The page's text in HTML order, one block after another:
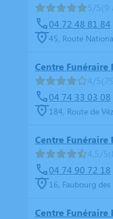
5/5(9
04 72 48 81 84
45, Route
Centre
4/5
04 74 33 03 08
184, Route de
Centre Funéraire
4.5/5
04 74 90 72 18
16, Faubourg
Centre Funéraire